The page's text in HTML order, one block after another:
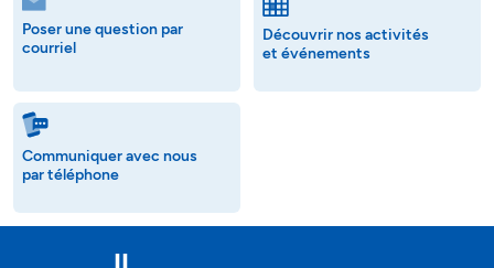
Poser une question par
courriel
Découvrir nos activités
et événements
Communiquer avec nous
par téléphone